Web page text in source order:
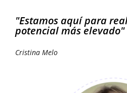
"Estamos aquí para
potencial más elevado"
Cristina Melo